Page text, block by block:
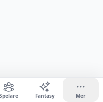
Spelare Fantasy Mer